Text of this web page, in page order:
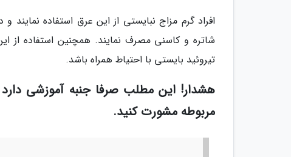
افراد گرم مزاج نبایستی از این عرق استفاده
تیروئید بایستی با احتیاط همراه باشد.
هشدار! این مطلب صرفا جنبه آموزشی
مربوطه مشورت کنید.